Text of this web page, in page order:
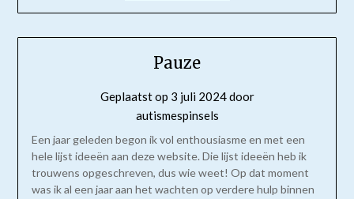
Pauze
Geplaatst op 3 juli 2024door
autismespinsels
Een jaar geleden begon ik vol enthousiasme en met een
hele lijst ideeën aan deze website. Die lijst ideeën heb ik
trouwens opgeschreven, dus wie weet! Op dat moment
was ik al een jaar aan het wachten op verdere hulp binnen